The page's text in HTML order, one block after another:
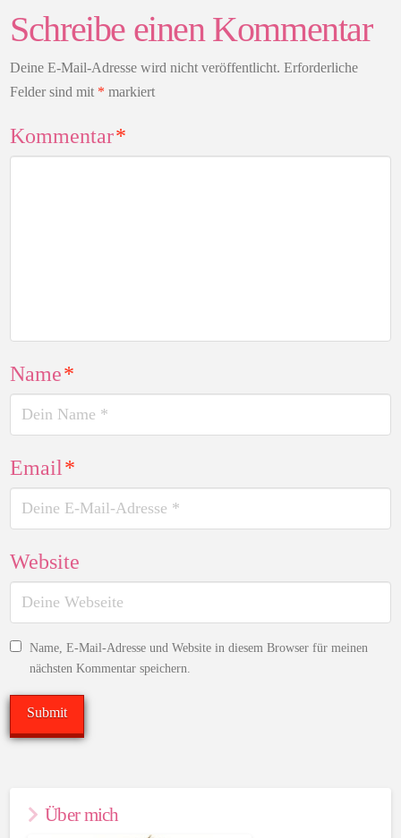
Schreibe einen Kommentar
Deine E-Mail-Adresse wird nicht veröffentlicht. Erforderliche
Felder sind mit * markiert
Kommentar*
Name*
Email*
Website
Name, E-Mail-Adresse und Website in diesem Browser für meinen
nächsten Kommentar speichern.
Über mich